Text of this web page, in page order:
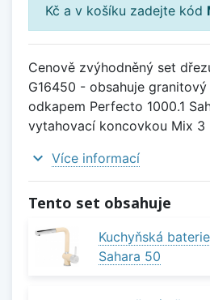
Kč a v košíku zadejte kód
Cenově zvýhodněný set
G16450 - obsahuje
odkapem Perfecto 1000.1
vytahovací koncovkou Mix 3
expand_more Více informací
Tento set obsahuje
Kuchyňská
Sahara 50